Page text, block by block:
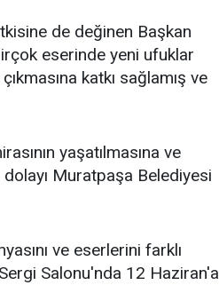
de değinen Başkan
eserinde yeni ufuklar
katkı sağlamış ve
yaşatılmasına ve
Muratpaşa Belediyesi
ve eserlerini farklı
Salonu'nda 12 Haziran'a